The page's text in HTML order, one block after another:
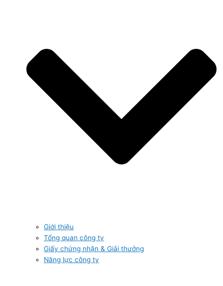
Giới thiệu
Tổng quan công ty
Giấy chứng nhận & Giải thưởng
Năng lực công ty